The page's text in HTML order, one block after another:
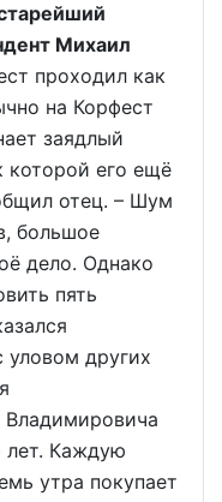
Михаил
проходил как
на Корфест
заядлый
которой его ещё
отец. – Шум
большое
дело. Однако
пять
других
лет. Каждую
утра покупает